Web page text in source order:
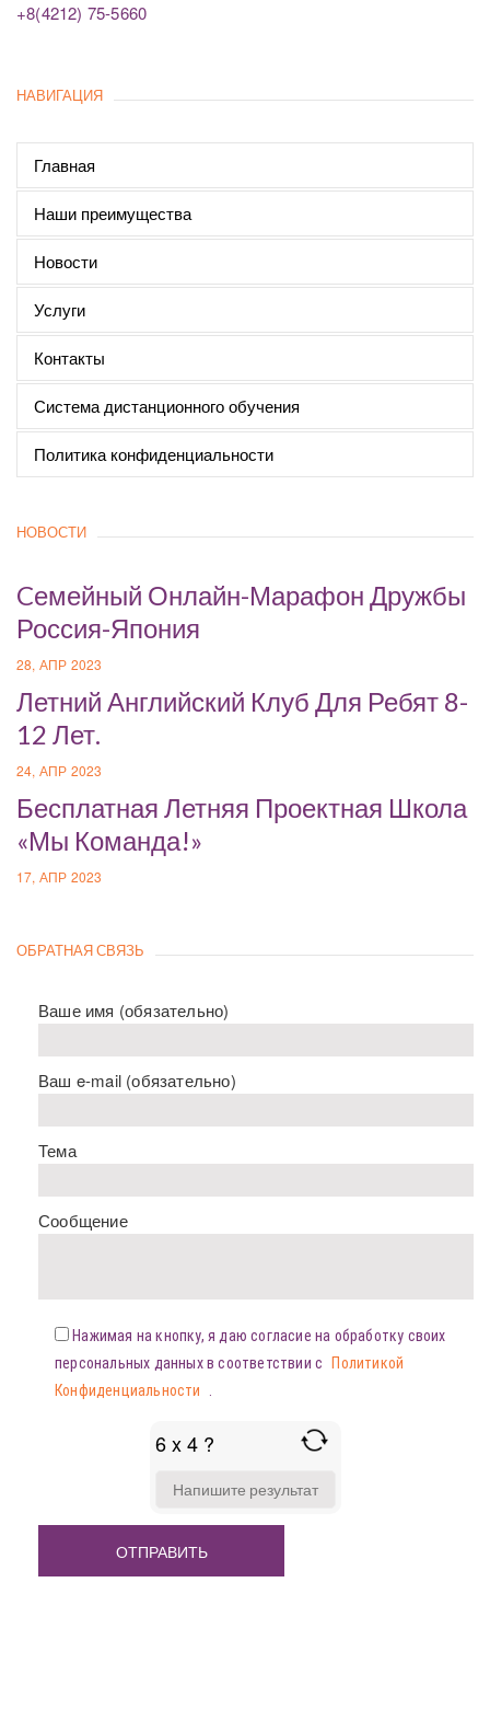
+8(4212) 75-5660
НАВИГАЦИЯ
Главная
Наши преимущества
Новости
Услуги
Контакты
Система дистанционного обучения
Политика конфиденциальности
НОВОСТИ
Cемейный Онлайн-Марафон Дружбы
Россия-Япония
28, АПР 2023
Летний Английский Клуб Для Ребят 8-
12 Лет.
24, АПР 2023
Бесплатная Летняя Проектная Школа
«Мы Команда!»
17, АПР 2023
ОБРАТНАЯ СВЯЗЬ
Ваше имя (обязательно)
Ваш e-mail (обязательно)
Тема
Сообщение
Нажимая на кнопку, я даю согласие на обработку своих
персональных данных в соответствии с
Политикой
Конфиденциальности
6 x 4 ?
FOR
X